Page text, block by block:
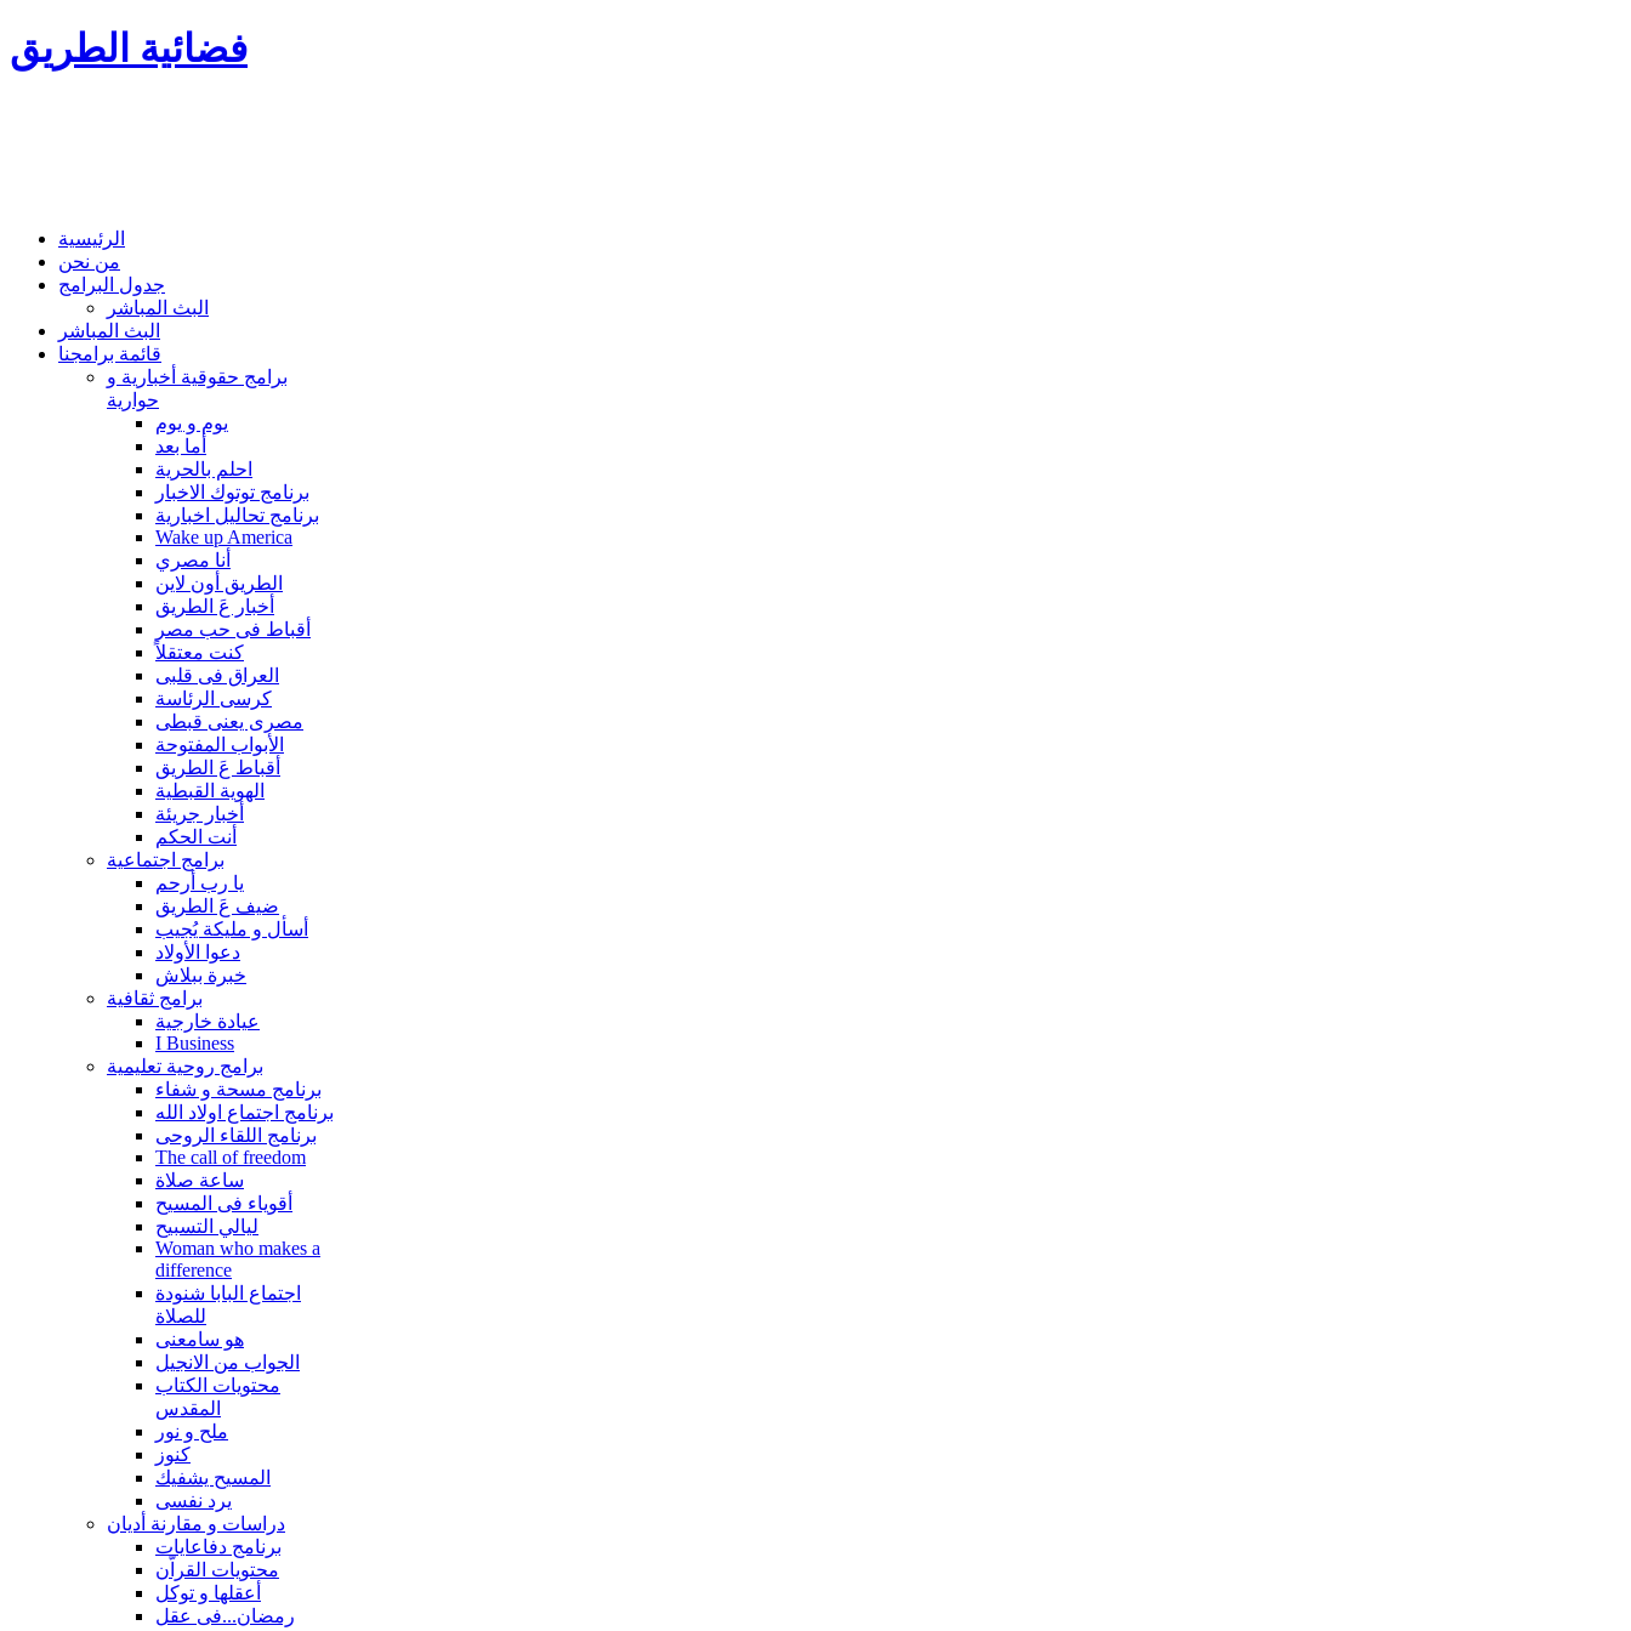
فضائية الطريق
الرئيسية
من نحن
جدول البرامج
البث المباشر
البث المباشر
قائمة برامجنا
برامج حقوقية أخبارية و
حوارية
يوم و يوم
أما بعد
احلم بالحرية
برنامج توتوك الاخبار
برنامج تحاليل اخبارية
Wake up America
أنا مصري
الطريق أون لاين
أخبار عَ الطريق
أقباط فى حب مصر
كنت معتقلاً
العراق فى قلبى
كرسى الرئاسة
مصرى يعنى قبطى
الأبواب المفتوحة
أقباط عَ الطريق
الهوية القبطية
أخبار جريئة
أنت الحكم
برامج اجتماعية
يا رب أرحم
ضيف عَ الطريق
أسأل و مليكة يُجيب
دعوا الأولاد
خبرة ببلاش
برامج ثقافية
عيادة خارجية
I Business
برامج روحية تعليمية
برنامج مسحة و شفاء
برنامج اجتماع اولاد الله
برنامج اللقاء الروحى
The call of freedom
ساعة صلاة
أقوياء فى المسيح
ليالي التسبيح
Woman who makes a
difference
اجتماع البابا شنودة
للصلاة
هو سامعنى
الجواب من الانجيل
محتويات الكتاب
المقدس
ملح و نور
كنوز
المسيح يشفيك
يرد نفسى
دراسات و مقارنة أديان
برنامج دفاعايات
محتويات القراّن
أعقلها و توكل
رمضان...فى عقل